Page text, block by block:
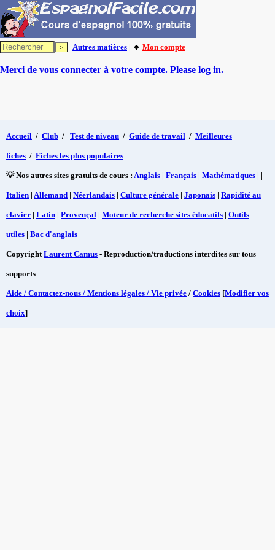
Autres matières | 🔸 Mon compte
Merci de vous connecter à votre compte. Please log in.
Accueil / Club / Test de niveau / Guide de travail / Meilleures
fiches / Fiches les plus populaires
💡 Nos autres sites gratuits de cours : Anglais | Français | Mathématiques | |
Italien | Allemand | Néerlandais | Culture générale | Japonais | Rapidité au
clavier | Latin | Provençal | Moteur de recherche sites éducatifs | Outils
utiles | Bac d'anglais
CopyrightLaurent Camus - Reproduction/traductions interdites sur tous
supports
Aide / Contactez-nous / Mentions légales / Vie privée / Cookies [Modifier vos
choix]